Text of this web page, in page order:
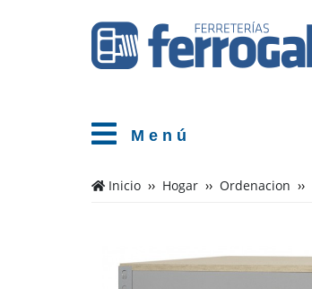
M e n ú
Inicio Hogar Ordenacion